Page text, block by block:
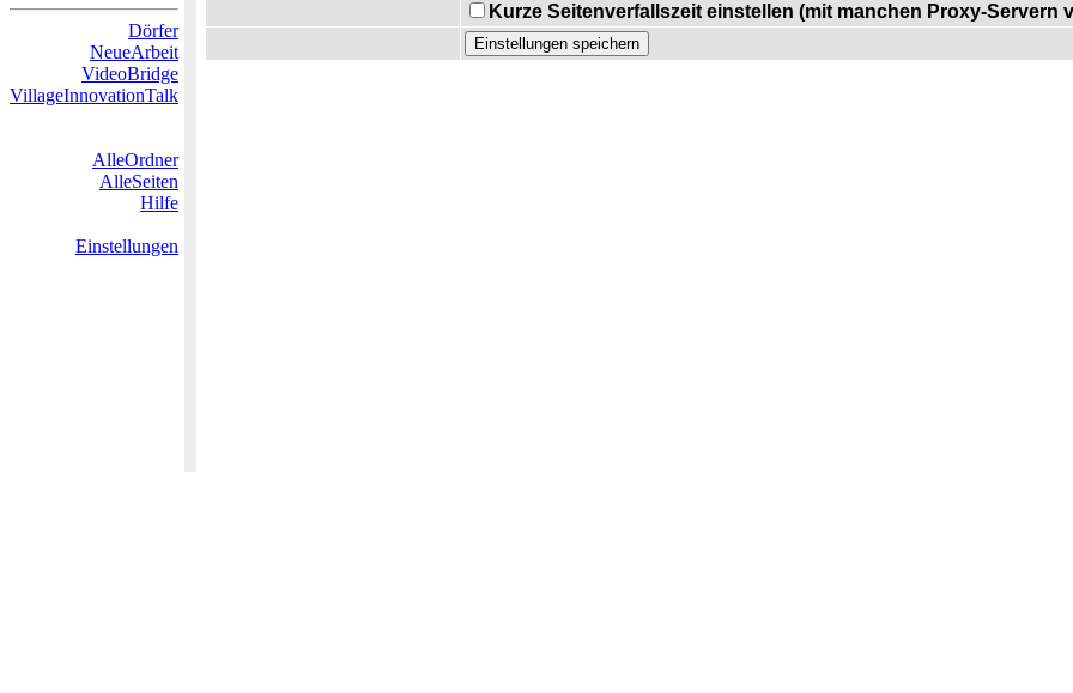
Dörfer
NeueArbeit
VideoBridge
VillageInnovationTalk
AlleOrdner
AlleSeiten
Hilfe
Einstellungen
Kurze Seitenverfallszeit einstellen (mit manchen Proxy-Servern